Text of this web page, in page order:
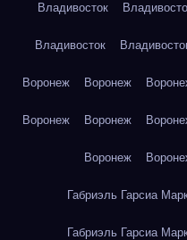
Владивосток
Владивосток
Воронеж Воронеж
Воронеж Воронеж
Воронеж
Габриэль Гарсиа
Габриэль Гарсиа